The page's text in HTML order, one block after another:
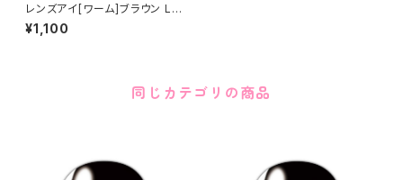
レンズアイ[ワーム]ブラウン Le
ns eye [Warm] Brown
¥1,100
同じカテゴリの商品